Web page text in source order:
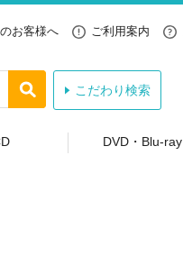
お客様へ ご利用案内
こだわり検索
DVD・Blu-ray